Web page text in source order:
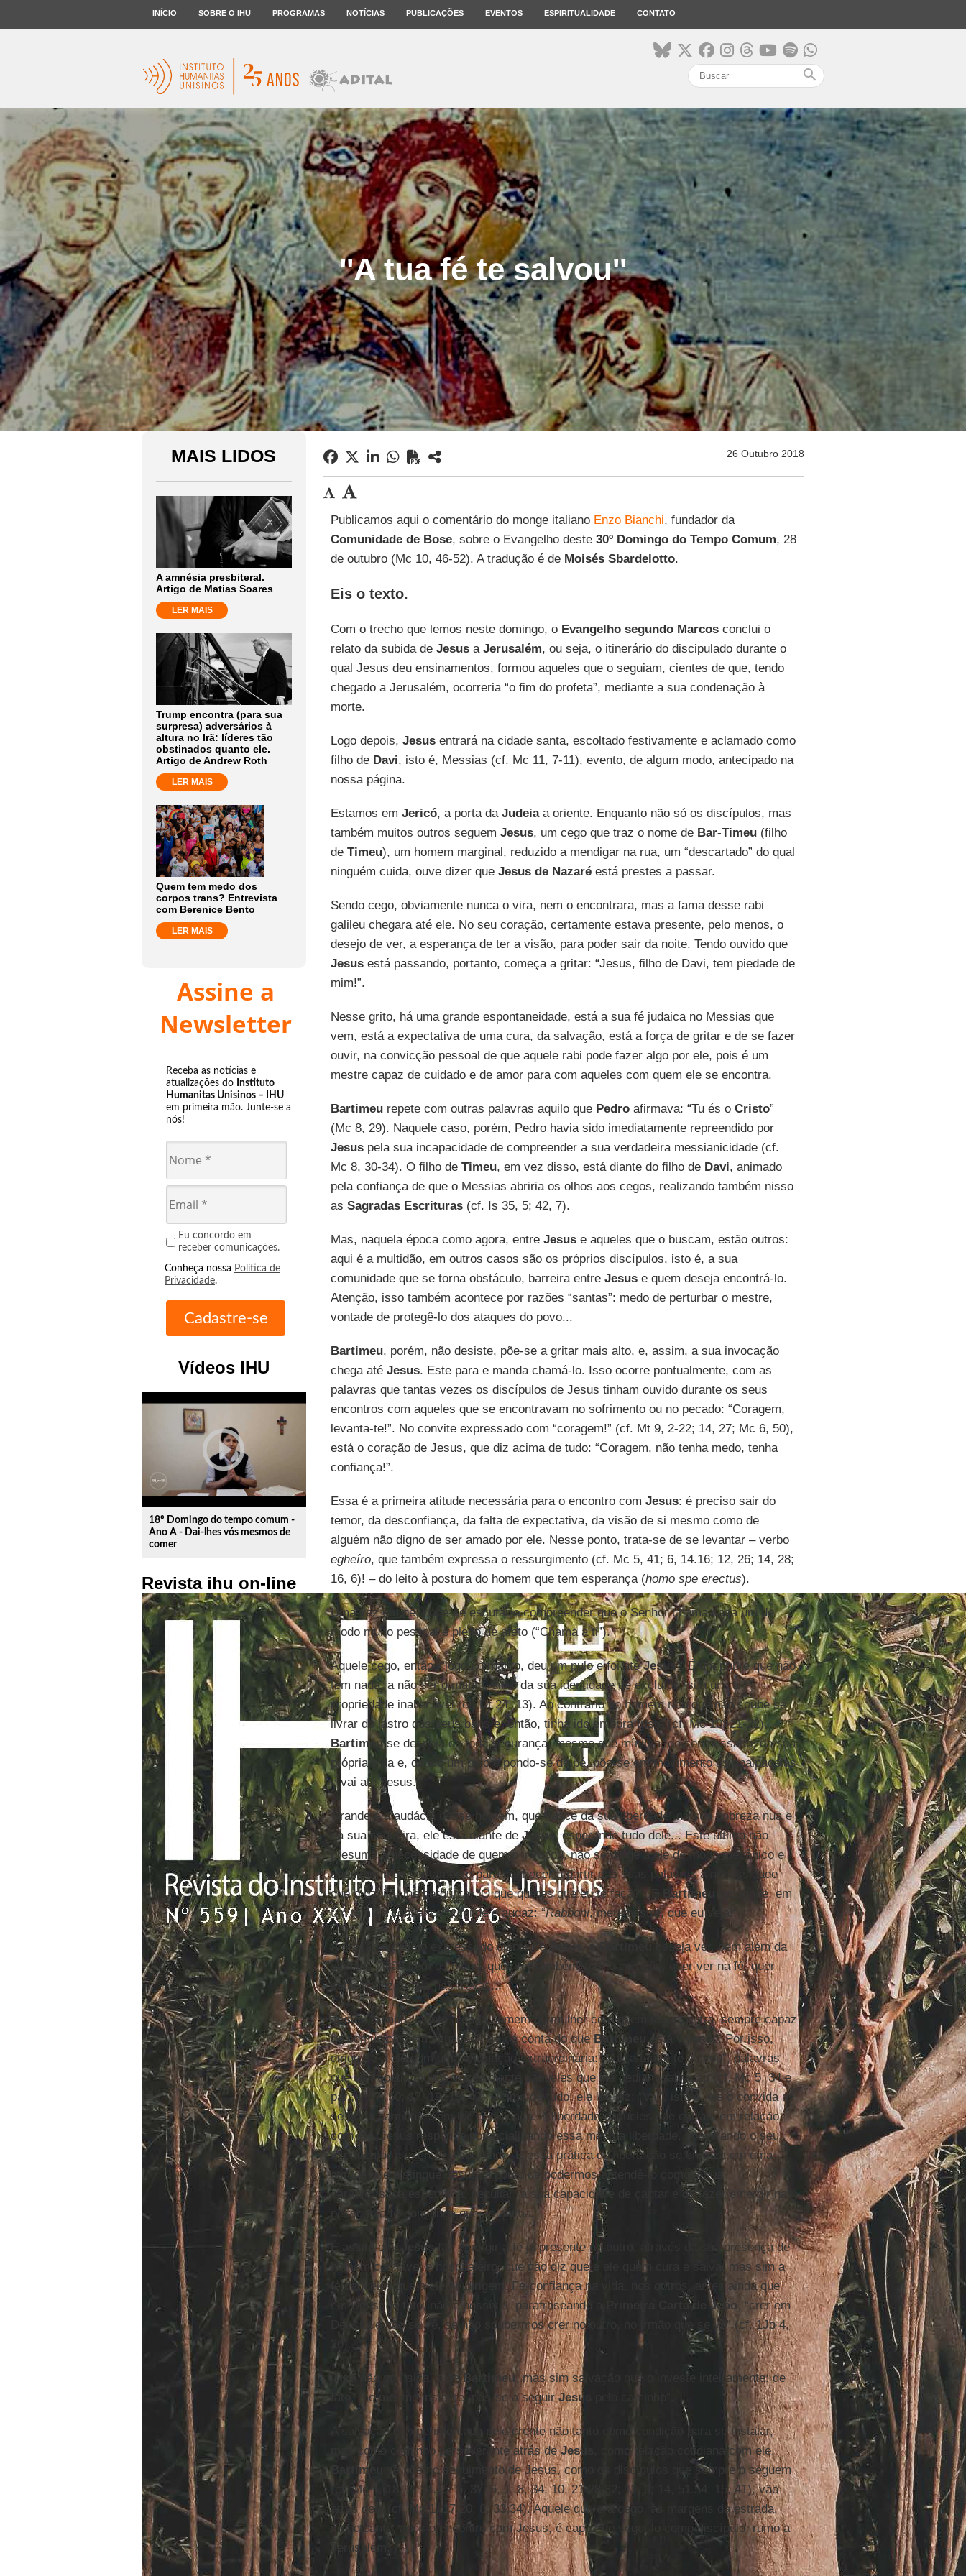
INÍCIO SOBRE O IHU PROGRAMAS NOTÍCIAS PUBLICAÇÕES EVENTOS ESPIRITUALIDADE CONTATO
search
''A tua fé te salvou''
MAIS LIDOS
A amnésia presbiteral.
Artigo de Matias Soares
LER MAIS
Trump encontra (para sua
surpresa) adversários à
altura no Irã: líderes tão
obstinados quanto ele.
Artigo de Andrew Roth
LER MAIS
Quem tem medo dos
corpos trans? Entrevista
com Berenice Bento
LER MAIS
Assine a
Newsletter
Receba as notícias e
atualizações do Instituto
Humanitas Unisinos – IHU
em primeira mão. Junte-se a
nós!
Eu concordo em
receber comunicações.
Conheça nossa Política de
Privacidade.
Vídeos IHU
play_circle_outline
18º Domingo do tempo comum -
Ano A - Dai-lhes vós mesmos de
comer
Revista ihu on-line
26 Outubro 2018
Publicamos aqui o comentário do monge italiano Enzo Bianchi, fundador da
Comunidade de Bose, sobre o Evangelho deste 30º Domingo do Tempo Comum, 28
de outubro (Mc 10, 46-52). A tradução é de Moisés Sbardelotto.
Eis o texto.
Com o trecho que lemos neste domingo, o Evangelho segundo Marcosconclui o
relato da subida de Jesusa Jerusalém, ou seja, o itinerário do discipulado durante o
qual Jesus deu ensinamentos, formou aqueles que o seguiam, cientes de que, tendo
chegado a Jerusalém, ocorreria “o fim do profeta”, mediante a sua condenação à
morte.
Logo depois, Jesusentrará na cidade santa, escoltado festivamente e aclamado como
filho de Davi, isto é, Messias (cf. Mc 11, 7-11), evento, de algum modo, antecipado na
nossa página.
Estamos em Jericó, a porta da Judeiaa oriente. Enquanto não só os discípulos, mas
também muitos outros seguem Jesus, um cego que traz o nome de Bar-Timeu(filho
de Timeu), um homem marginal, reduzido a mendigar na rua, um “descartado” do qual
ninguém cuida, ouve dizer que Jesus de Nazaréestá prestes a passar.
Sendo cego, obviamente nunca o vira, nem o encontrara, mas a fama desse rabi
galileu chegara até ele. No seu coração, certamente estava presente, pelo menos, o
desejo de ver, a esperança de ter a visão, para poder sair da noite. Tendo ouvido que
Jesusestá passando, portanto, começa a gritar: “Jesus, filho de Davi, tem piedade de
mim!”.
Nesse grito, há uma grande espontaneidade, está a sua fé judaica no Messias que
vem, está a expectativa de uma cura, da salvação, está a força de gritar e de se fazer
ouvir, na convicção pessoal de que aquele rabi pode fazer algo por ele, pois é um
mestre capaz de cuidado e de amor para com aqueles com quem ele se encontra.
Bartimeurepete com outras palavras aquilo que Pedroafirmava: “Tu és o Cristo”
(Mc 8, 29). Naquele caso, porém, Pedro havia sido imediatamente repreendido por
Jesuspela sua incapacidade de compreender a sua verdadeira messianicidade (cf.
Mc 8, 30-34). O filho de Timeu, em vez disso, está diante do filho de Davi, animado
pela confiança de que o Messias abriria os olhos aos cegos, realizando também nisso
as Sagradas Escrituras(cf. Is 35, 5; 42, 7).
Mas, naquela época como agora, entre Jesuse aqueles que o buscam, estão outros:
aqui é a multidão, em outros casos são os próprios discípulos, isto é, a sua
comunidade que se torna obstáculo, barreira entre Jesuse quem deseja encontrá-lo.
Atenção, isso também acontece por razões “santas”: medo de perturbar o mestre,
vontade de protegê-lo dos ataques do povo...
Bartimeu, porém, não desiste, põe-se a gritar mais alto, e, assim, a sua invocação
chega até Jesus. Este para e manda chamá-lo. Isso ocorre pontualmente, com as
palavras que tantas vezes os discípulos de Jesus tinham ouvido durante os seus
encontros com aqueles que se encontravam no sofrimento ou no pecado: “Coragem,
levanta-te!”. No convite expressado com “coragem!” (cf. Mt 9, 2-22; 14, 27; Mc 6, 50),
está o coração de Jesus, que diz acima de tudo: “Coragem, não tenha medo, tenha
confiança!”.
Essa é a primeira atitude necessária para o encontro com Jesus: é preciso sair do
temor, da desconfiança, da falta de expectativa, da visão de si mesmo como de
alguém não digno de ser amado por ele. Nesse ponto, trata-se de se levantar – verbo
egheíro, que também expressa o ressurgimento (cf. Mc 5, 41; 6, 14.16; 12, 26; 14, 28;
16, 6)! – do leito à postura do homem que tem esperança (homo spe erectus).
Uma vez em pé, pode-se escutar e compreender que o Senhor chama cada um de
modo muito pessoal e pleno de afeto (“Chama a ti”).
Aquele cego, então, “jogou o manto, deu um pulo e foi atéJesus”. É um pobre que não
tem nada, a não ser o manto, sinal da sua identidade de excluído, sua única
propriedade inalienável (cf. Dt 24, 13). Ao contrário do homem rico que não soube se
livrar do lastro dos seus bens e, então, tinha ido embora triste (cf. Mc 10, 21-22),
Bartimeuse despoja de toda segurança, mesmo que mínima, do seu passado, da sua
própria vida e, dando um pulo e pondo-se de pé, põe-se em movimento às apalpadelas
e vai até Jesus.
Grande é a audácia desse homem, que nasce da sua liberdade: na sua pobreza nua e
na sua cegueira, ele está diante de Jesus, esperando tudo dele... Este último não
presume a necessidade de quem o invocou, não se dirige a ele de modo mecânico e
anônimo, mas, justamente para conhecer a partir das suas palavras a necessidade
que o habita, lhe pergunta: “O que queres que eu te faça?”. E
Bartimeu
responde, em
um tom de confiança humilde e audaz: “Rabboni, meu mestre, que eu veja!”.
A oração é desejo expressado diante deJesus , eBartimeu
deseja ver, bem além da
simples visão com os olhos: quer ver também com o coração, quer ver na fé, quer
estar na luz, e não nas trevas...
Jesus, sempre atento a cada homem ou mulher com quem se encontra, sempre capaz
de comunicar “em situação”, se dá conta do queBartimeu
está vivendo. Por isso,
dirige-se a ele com uma afirmação extraordinária: “Vai, a tua fé te salvou”, palavras
que ele repetia muitas vezes diante daqueles que lhe pediam salvação (cf. Mc 5, 34 e
par.; Lc 7, 50; 17, 19; 18, 42). Acima de tudo, ele lhe diz: “Vai”, isto é, ele o convida a
se pôr a caminho, sem lhe pedir nada. À liberdade daqueles que entram em relação
com ele, Jesus responde potencializando essa mesma liberdade, convidando o seu
interlocutor a exercer a liberdade. E essa prática de libertação se enraíza em uma
atitude que distingue Jesus, a ponto de podermos entendê-lo como a sua
característica específica, peculiar: a sua capacidade de captar e de fazer emergir nas
pessoas a fé-confiança que as anima.
É assim que Jesusfaz emergir a fé já presente no outro: através da sua presença de
homem confiável e hospitaleiro, que não diz que é ele quem cura e salva, mas sim a
fé daqueles que a ele se dirigem. Fé-confiança na vida, nos outros, antes ainda que
em Deus: de fato, não é possível, parafraseando a
Primeira Carta de João, “crer em
Deus que não se vê, se não soubermos crer no outro, no irmão que se vê” (cf. 1Jo 4,
20)...
Cura não só física, a deBartimeu, mas sim salvação que o investe inteiramente: de
fato, “no mesmo instante, pôs-se a seguirJesus pelo caminho”.
A salvação é experimentada pelo crente não tanto como condição para se instalar,
mas como caminho perseverante atrás deJesus
, como relação cotidiana com ele.
Bartimeu
se põe no seguimento de Jesus, como os discípulos que sempre o seguem
(cf. Mc 1, 18; 2, 14.15; 5, 37; 6, 1; 8, 34; 10, 21.28.32; 11, 9; 14, 51.54; 15, 41), vão
atrás dele (cf. Mc 1, 17.20; 8, 33.34). Aquele que era cego, às margens da estrada,
mendicante, após o encontro com Jesus, é capaz de segui-lo como discípulo, rumo a
Jerusalém.